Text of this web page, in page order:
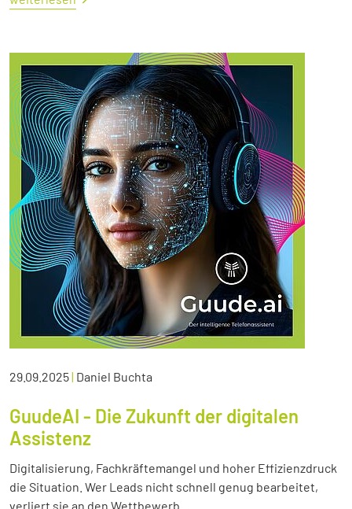
29.09.2025| Daniel Buchta
GuudeAI - Die Zukunft der digitalen
Assistenz
Digitalisierung, Fachkräftemangel und hoher Effizienzdruck
die Situation. Wer Leads nicht schnell genug bearbeitet,
verliert sie an den Wettbewerb.